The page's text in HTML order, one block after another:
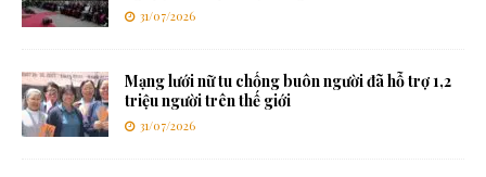
31/07/2026
Mạng lưới nữ tu chống buôn người đã hỗ trợ 1,2
triệu người trên thế giới
31/07/2026